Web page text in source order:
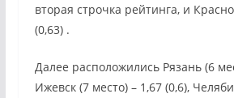
вторая строчка рейтинга, и
(0,63) .
Далее расположились Рязань (6
Ижевск (7 место) – 1,67 (0,6),